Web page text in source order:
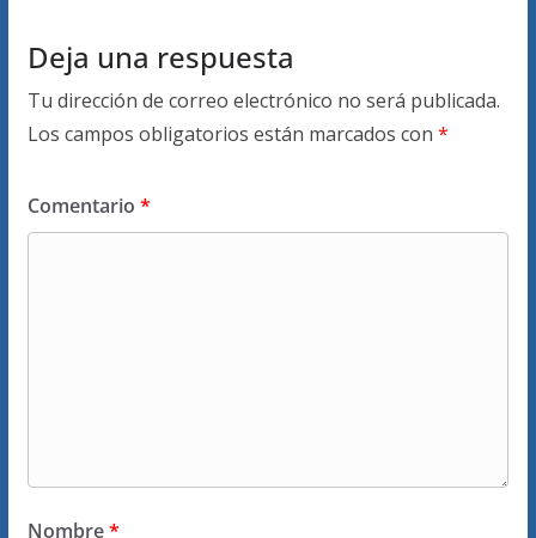
Deja una respuesta
Tu dirección de correo electrónico no será publicada.
Los campos obligatorios están marcados con *
Comentario *
Nombre*